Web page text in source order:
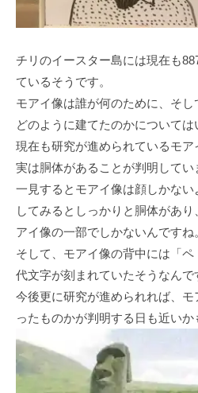
チリのイースター島には現在も
ているそうです。
モアイ像は誰が何のために、そ
どのように建てたのかについては
現在も研究が進められているモ
実は胴体があることが判明してい
一見するとモアイ像は顔しかな
してみるとしっかりと胴体があ
アイ像の一部でしかないんですね
そして、モアイ像の背中には「
代文字が刻まれていたそうなんで
今後更に研究が進められれば、
ったものかが判明する日も近いか